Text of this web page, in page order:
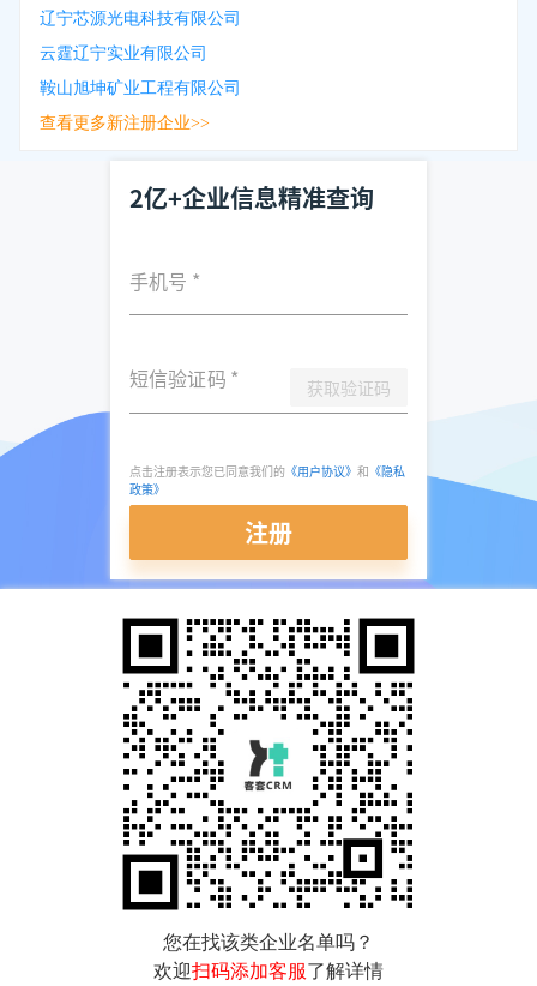
辽宁芯源光电科技有限公司
云霆辽宁实业有限公司
鞍山旭坤矿业工程有限公司
查看更多新注册企业>>
2亿+企业信息精准查询
手机号 *
短信验证码 * 获取验证码
点击注册表示您已同意我们的 《用户协议》 和 《隐私
政策》
注册
您在找该类企业名单吗？
欢迎扫码添加客服了解详情